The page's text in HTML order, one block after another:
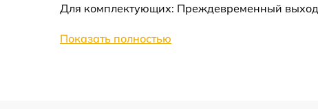
Ремонт датчика морозильного отделения
Для комплектующих: Преждевременный выход
Показать полностью